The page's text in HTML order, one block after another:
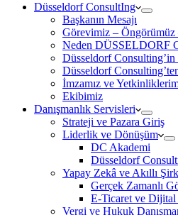
Düsseldorf ConsultIng
Başkanın Mesajı
Görevimiz –
Neden DÜSSELDORF
Düsseldorf Consulting’in
Düsseldorf
İmzamız ve
Ekibimiz
Danışmanlık Servisleri
Strateji ve Pazara Giriş
Liderlik ve Dönüşüm
DC Akademi
Düsseldorf
Yapay Zekâ ve Akıllı
Gerçek Zamanlı
E-Ticaret ve Dijital
Vergi ve Hukuk